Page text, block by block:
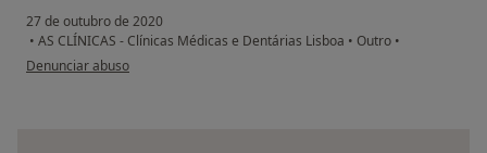
27 de outubro de 2020
• AS CLÍNICAS - Clínicas Médicas e Dentárias Lisboa • Outro •
na opinião do utilizador LA
Denunciar abuso